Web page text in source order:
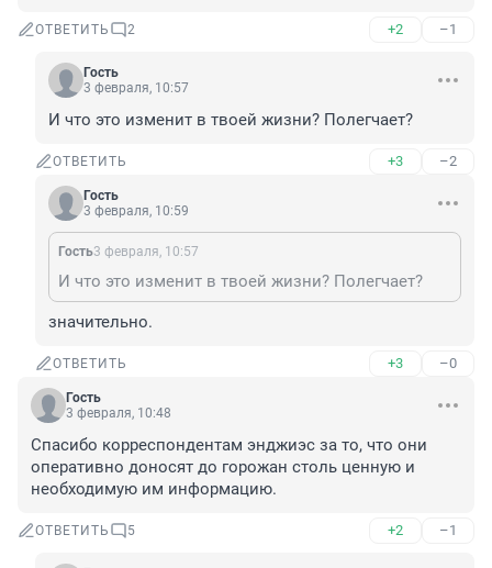
ОТВЕТИТЬ 2 +2 –1
Гость
3 февраля, 10:57
И что это изменит в твоей жизни? Полегчает?
ОТВЕТИТЬ +3 –2
Гость
3 февраля, 10:59
Гость3 февраля, 10:57
И что это изменит в твоей жизни? Полегчает?
значительно.
ОТВЕТИТЬ +3 –0
Гость
3 февраля, 10:48
Спасибо корреспондентам энджиэс за то, что они
оперативно доносят до горожан столь ценную и
необходимую им информацию.
ОТВЕТИТЬ 5 +2 –1